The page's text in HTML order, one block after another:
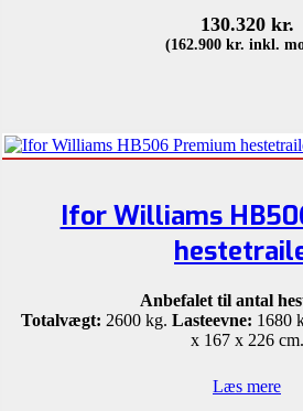
130.320 kr.
(162.900 kr. inkl.
Ifor Williams
Anbefalet til antal
Totalvægt: 2600 kg. Lasteevne: 1680
x 167 x 226 cm.
Læs mere